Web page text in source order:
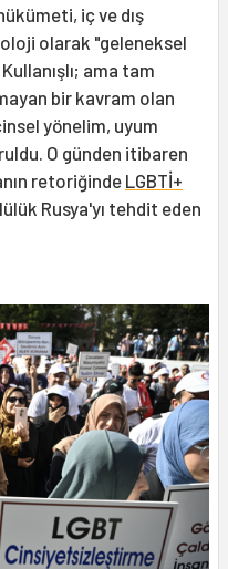
iç ve dış
olarak "geleneksel
ama tam
bir kavram olan
yönelim, uyum
O günden itibaren
retoriğinde LGBTİ+
Rusya'yı tehdit eden